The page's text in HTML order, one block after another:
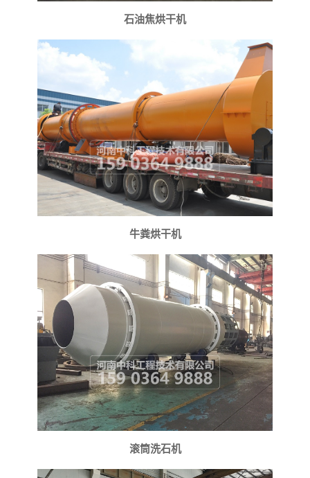
石油焦烘干机
牛粪烘干机
滚筒洗石机